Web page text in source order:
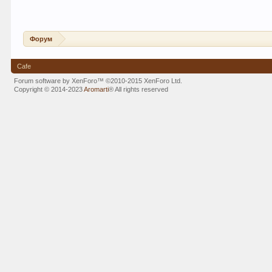
Форум
Cafe
Forum software by XenForo™©2010-2015 XenForo Ltd.
Copyright © 2014-2023Aromarti®All rights reserved